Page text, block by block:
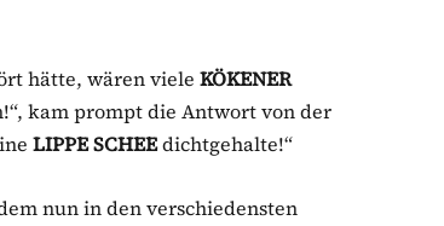
hätte, wären viele KÖKENER
kam prompt die Antwort von der
LIPPE SCHEEdichtgehalte!“
nun in den verschiedensten